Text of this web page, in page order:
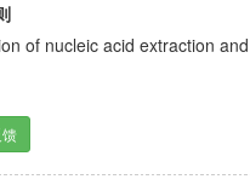
of nucleic acid extraction